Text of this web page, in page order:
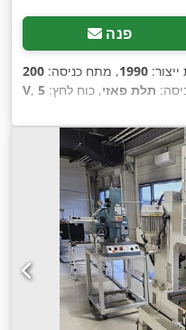
פנה
1990, מתח כניסה: 200
V
תלת פאזי, כוח לחץ:
, גובה עבודה:385 מ"מ
,
ציוד:מחסום אור בטיחותי ,